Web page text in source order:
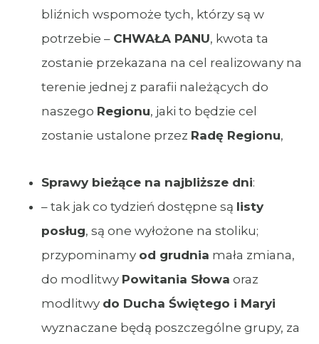
bliźnich wspomoże tych, którzy są w
potrzebie – CHWAŁA PANU, kwota ta
zostanie przekazana na cel realizowany na
terenie jednej z parafii należących do
naszego Regionu, jaki to będzie cel
zostanie ustalone przez Radę Regionu,
Sprawy bieżące na najbliższe dni:
– tak jak co tydzień dostępne są listy
posług, są one wyłożone na stoliku;
przypominamy od grudnia mała zmiana,
do modlitwy Powitania Słowa oraz
modlitwy do Ducha Świętego i Maryi
wyznaczane będą poszczególne grupy, za